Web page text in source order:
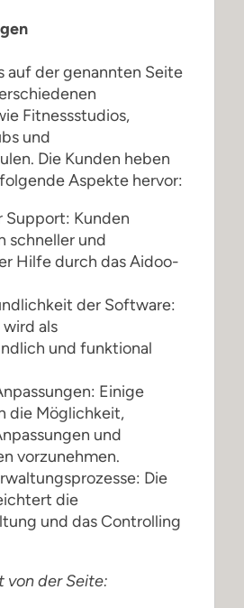
auf der genannten Seite
Fitnessstudios,
und
Die Kunden heben
Aspekte hervor:
Support: Kunden
schneller und
Hilfe durch das Aidoo-
der Software:
als
und funktional
Einige
die Möglichkeit,
und
vorzunehmen.
Die
die
und das Controlling
von der Seite: